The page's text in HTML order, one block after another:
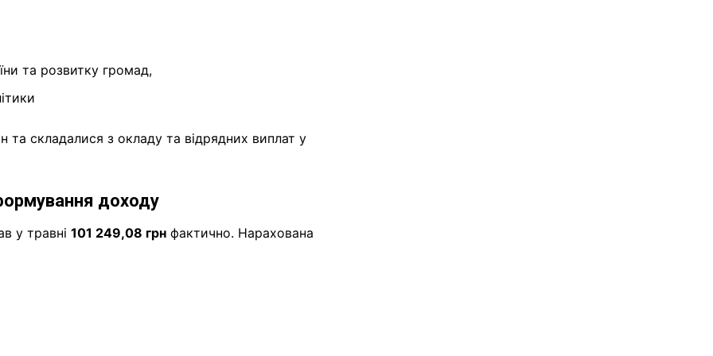
та розвитку громад,
та складалися з окладу та відрядних виплат у
доходу
у травні 101 249,08 грн фактично. Нарахована